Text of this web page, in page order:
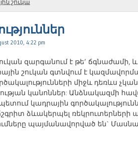
շուկա
2010, 4:22 pm
զարգանում է թե’ ճգնաժամի,
շուկան գտնվում է
միջև դեռևս
կանոններ: Անձնակազմի
կադրային
ձևակերպել
պայմանավորված են`